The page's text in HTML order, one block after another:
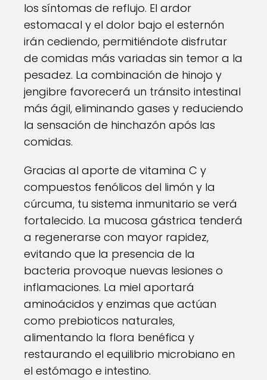
los síntomas de reflujo. El ardor
estomacal y el dolor bajo el esternón
irán cediendo, permitiéndote disfrutar
de comidas más variadas sin temor a la
pesadez. La combinación de hinojo y
jengibre favorecerá un tránsito intestinal
más ágil, eliminando gases y reduciendo
la sensación de hinchazón após las
comidas.
Gracias al aporte de vitamina C y
compuestos fenólicos del limón y la
cúrcuma, tu sistema inmunitario se verá
fortalecido. La mucosa gástrica tenderá
a regenerarse con mayor rapidez,
evitando que la presencia de la
bacteria provoque nuevas lesiones o
inflamaciones. La miel aportará
aminoácidos y enzimas que actúan
como prebioticos naturales,
alimentando la flora benéfica y
restaurando el equilibrio microbiano en
el estómago e intestino.